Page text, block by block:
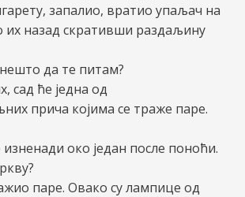
запалио, вратио упаљач на
их назад скративши раздаљину
да те питам?
сад ће једна од
прича којима се траже паре.
изненади око један после поноћи.
паре. Овако су лампице од